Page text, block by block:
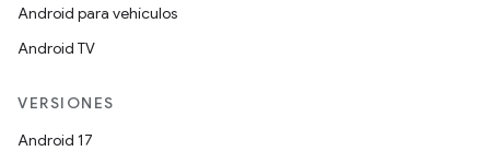
Android para vehículos
Android TV
VERSIONES
Android 17